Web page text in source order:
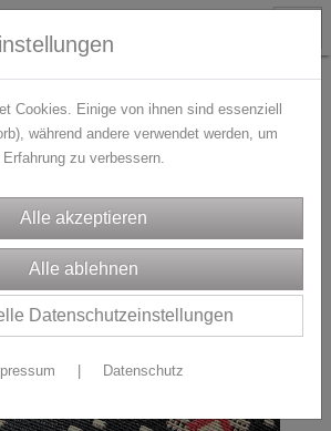
und Gobelin
Cookies. Einige von ihnen sind essenziell
während andere verwendet werden, um
zu verbessern.
Datenschutzeinstellungen
Datenschutz